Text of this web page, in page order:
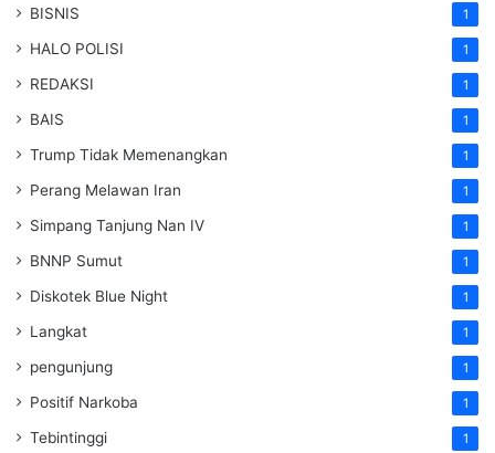
BISNIS 1
HALO POLISI 1
REDAKSI 1
BAIS 1
Trump Tidak Memenangkan 1
Perang Melawan Iran 1
Simpang Tanjung Nan IV 1
BNNP Sumut 1
Diskotek Blue Night 1
Langkat 1
pengunjung 1
Positif Narkoba 1
Tebintinggi 1